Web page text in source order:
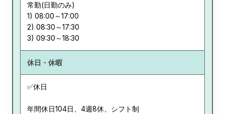
常勤(日勤のみ)
1) 08:00～17:00
2) 08:30～17:30
休日・休暇
✅休日
年間休日104日、4週8休、シフト制